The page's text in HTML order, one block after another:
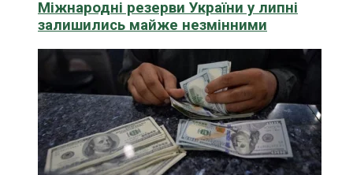
Міжнародні резерви України у липні
залишились майже незмінними